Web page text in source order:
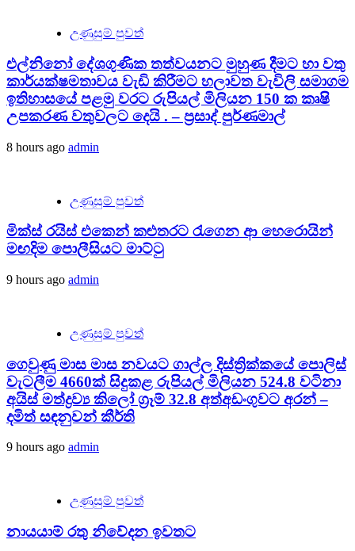
උණුසුම් පුවත්
එල්නිනෝ දේශගුණික තත්වයනට මුහුණ දීමට හා වතු
කාර්යක්ෂමතාවය වැඩි කිරීමට හලාවත වැවිලි සමාගම
ඉතිහාසයේ පළමු වරට රුපියල් මිලියන 150 ක කෘෂි
උපකරණ වතුවලට දෙයි . – ප්‍රසාද් පුර්ණමාල්
8 hours ago admin
උණුසුම් පුවත්
මික්ස් රයිස් එකෙන් කළුතරට රැගෙන ආ හෙරොයින්
මඟදිම පොලීසියට මාට්ටු
9 hours ago admin
උණුසුම් පුවත්
ගෙවුණු මාස මාස නවයට ගාල්ල දිස්ත්‍රික්කයේ පොලිස්
වැටලීම 4660ක් සිදුකළ රුපියල් මිලියන 524.8 වටිනා
අයිස් මත්ද්‍රව්‍ය කිලෝ ග්‍රෑම් 32.8 අත්අඩංගුවට අරන් –
දමිත් සඳනුවන් කීර්ති
9 hours ago admin
උණුසුම් පුවත්
නායයාම් රතු නිවේදන ඉවතට